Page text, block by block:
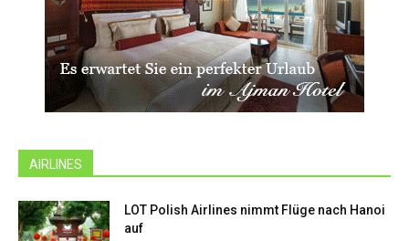
AIRLINES
LOT Polish Airlines nimmt Flüge nach Hanoi
auf